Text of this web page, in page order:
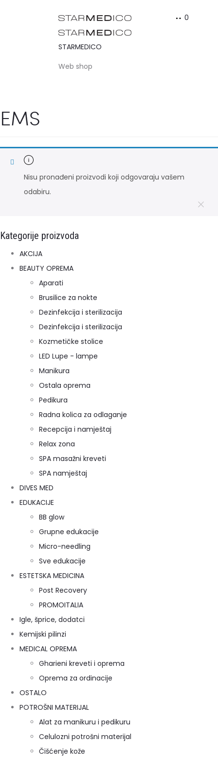
STARMEDICO
Web shop
0
EMS
Nisu pronađeni proizvodi koji odgovaraju vašem
odabiru.
Kategorije proizvoda
AKCIJA
BEAUTY OPREMA
Aparati
Brusilice za nokte
Dezinfekcija i sterilizacija
Dezinfekcija i sterilizacija
Kozmetičke stolice
LED Lupe - lampe
Manikura
Ostala oprema
Pedikura
Radna kolica za odlaganje
Recepcija i namještaj
Relax zona
SPA masažni kreveti
SPA namještaj
DIVES MED
EDUKACIJE
BB glow
Grupne edukacije
Micro-needling
Sve edukacije
ESTETSKA MEDICINA
Post Recovery
PROMOITALIA
Igle, šprice, dodatci
Kemijski pilinzi
MEDICAL OPREMA
Gharieni kreveti i oprema
Oprema za ordinacije
OSTALO
POTROŠNI MATERIJAL
Alat za manikuru i pedikuru
Celulozni potrošni materijal
Čišćenje kože